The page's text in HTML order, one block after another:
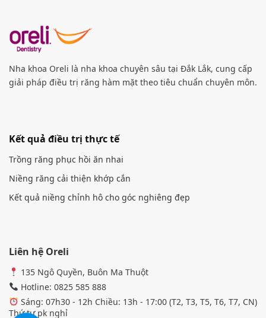
Nha khoa Oreli là nha khoa chuyên sâu tại Đắk Lắk, cung cấp
giải pháp điều trị răng hàm mặt theo tiêu chuẩn chuyên môn.
Kết quả điều trị thực tế
Trồng răng phục hồi ăn nhai
Niềng răng cải thiện khớp cắn
Kết quả niềng chỉnh hô cho góc nghiêng đẹp
Liên hệ Oreli
135 Ngô Quyền, Buôn Ma Thuột
Hotline: 0825 585 888
Sáng: 07h30 - 12h Chiều: 13h - 17:00 (T2, T3, T5, T6, T7, CN)
Thứ tư pk nghỉ